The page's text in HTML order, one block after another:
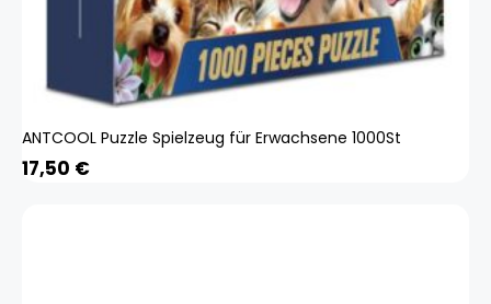
ANTCOOL Puzzle Spielzeug für Erwachsene 1000St
17,50 €